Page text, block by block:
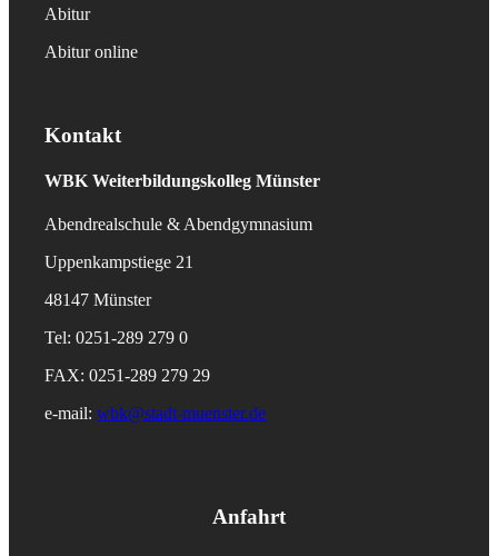
Abitur
Abitur online
Kontakt
WBK Weiterbildungskolleg Münster
Abendrealschule & Abendgymnasium
Uppenkampstiege 21
48147 Münster
Tel: 0251-289 279 0
FAX: 0251-289 279 29
e-mail:wbk@stadt-muenster.de
Anfahrt